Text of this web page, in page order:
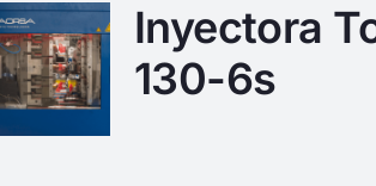
Inyectora
130-6s